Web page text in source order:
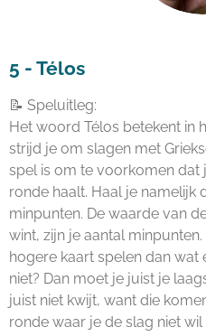
5 - Télos
📝 Speluitleg:
Het woord Télos betekent in
strijd je om slagen met
spel is om te voorkomen dat
ronde haalt. Haal je namelijk
minpunten. De waarde van
wint, zijn je aantal
hogere kaart spelen dan wat
niet? Dan moet je juist je
juist niet kwijt, want die
ronde waar je de slag niet